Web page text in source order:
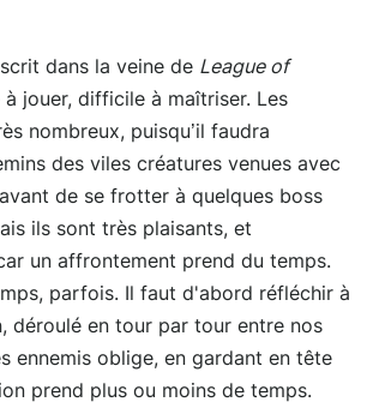
dans la veine de League of
jouer, difficile à maîtriser. Les
nombreux, puisqu’il faudra
des viles créatures venues avec
de se frotter à quelques boss
ils sont très plaisants, et
un affrontement prend du temps.
parfois. Il faut d'abord réfléchir à
déroulé en tour par tour entre nos
ennemis oblige, en gardant en tête
prend plus ou moins de temps.